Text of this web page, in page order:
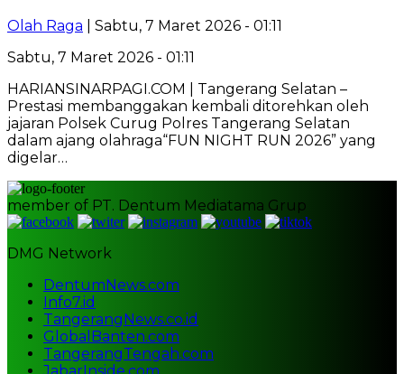
Olah Raga | Sabtu, 7 Maret 2026 - 01:11
Sabtu, 7 Maret 2026 - 01:11
HARIANSINARPAGI.COM | Tangerang Selatan –
Prestasi membanggakan kembali ditorehkan oleh
jajaran Polsek Curug Polres Tangerang Selatan
dalam ajang olahraga“FUN NIGHT RUN 2026” yang
digelar…
member of PT. Dentum Mediatama Grup
DMG Network
DentumNews.com
Info7.id
TangerangNews.co.id
GlobalBanten.com
TangerangTengah.com
JabarInside.com